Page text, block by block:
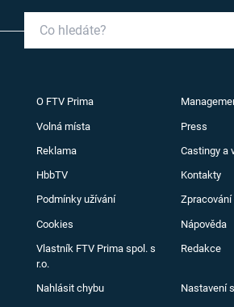
O FTV Prima
Volná místa Press
Reklama Castingy a
HbbTV Kontakty
Podmínky užívání
Cookies Nápověda
Vlastník FTV Prima spol. s
r.o.
Redakce
Nahlásit chybu Nastavení